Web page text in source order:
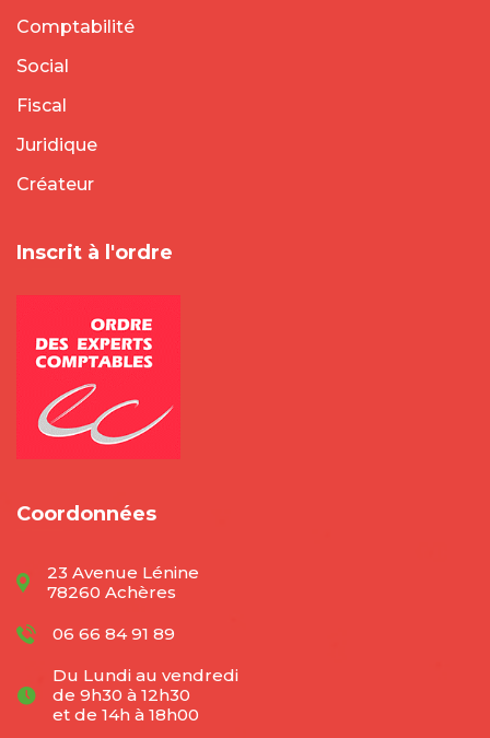
Comptabilité
Social
Fiscal
Juridique
Créateur
Inscrit à l'ordre
Coordonnées
23 Avenue Lénine
78260 Achères
06 66 84 91 89
Du Lundi au vendredi
de 9h30 à 12h30
et de 14h à 18h00